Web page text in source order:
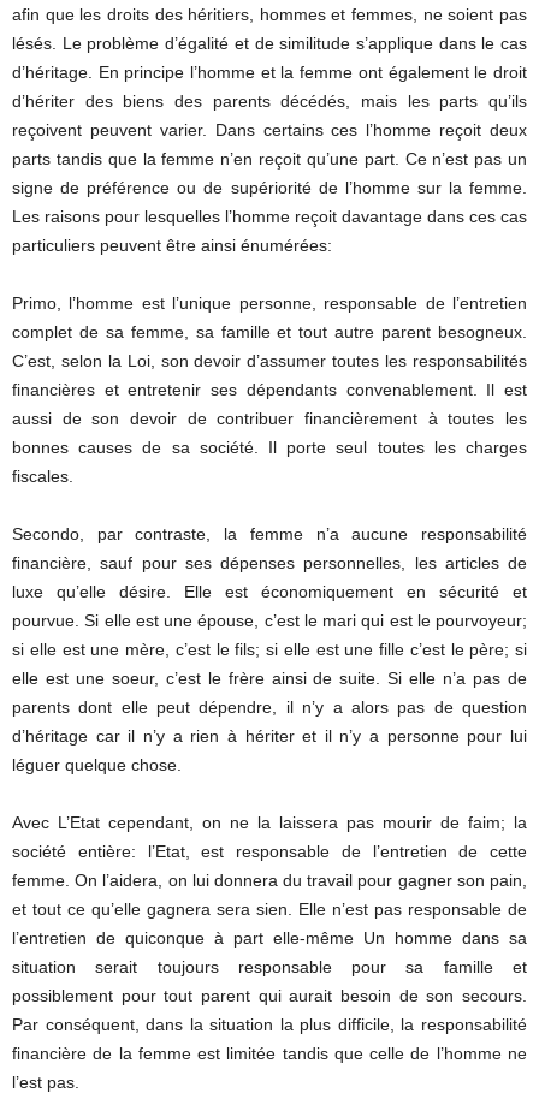
afin que les droits des héritiers, hommes et femmes, ne soient pas
lésés. Le problème d’égalité et de similitude s’applique dans le cas
d’héritage. En principe l’homme et la femme ont également le droit
d’hériter des biens des parents décédés, mais les parts qu’ils
reçoivent peuvent varier. Dans certains ces l’homme reçoit deux
parts tandis que la femme n’en reçoit qu’une part. Ce n’est pas un
signe de préférence ou de supériorité de l’homme sur la femme.
Les raisons pour lesquelles l’homme reçoit davantage dans ces cas
particuliers peuvent être ainsi énumérées:
Primo, l’homme est l’unique personne, responsable de l’entretien
complet de sa femme, sa famille et tout autre parent besogneux.
C’est, selon la Loi, son devoir d’assumer toutes les responsabilités
financières et entretenir ses dépendants convenablement. Il est
aussi de son devoir de contribuer financièrement à toutes les
bonnes causes de sa société. Il porte seul toutes les charges
fiscales.
Secondo, par contraste, la femme n’a aucune responsabilité
financière, sauf pour ses dépenses personnelles, les articles de
luxe qu’elle désire. Elle est économiquement en sécurité et
pourvue. Si elle est une épouse, c’est le mari qui est le pourvoyeur;
si elle est une mère, c’est le fils; si elle est une fille c’est le père; si
elle est une soeur, c’est le frère ainsi de suite. Si elle n’a pas de
parents dont elle peut dépendre, il n’y a alors pas de question
d’héritage car il n’y a rien à hériter et il n’y a personne pour lui
léguer quelque chose.
Avec L’Etat cependant, on ne la laissera pas mourir de faim; la
société entière: l’Etat, est responsable de l’entretien de cette
femme. On l’aidera, on lui donnera du travail pour gagner son pain,
et tout ce qu’elle gagnera sera sien. Elle n’est pas responsable de
l’entretien de quiconque à part elle-même Un homme dans sa
situation serait toujours responsable pour sa famille et
possiblement pour tout parent qui aurait besoin de son secours.
Par conséquent, dans la situation la plus difficile, la responsabilité
financière de la femme est limitée tandis que celle de l’homme ne
l’est pas.